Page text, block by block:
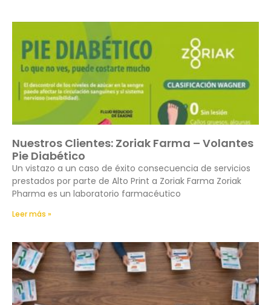
Nuestros Clientes: Zoriak Farma – Volantes
Pie Diabético
Un vistazo a un caso de éxito consecuencia de servicios
prestados por parte de Alto Print a Zoriak Farma Zoriak
Pharma es un laboratorio farmacéutico
Leer más »